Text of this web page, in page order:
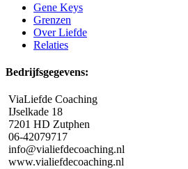
Gene Keys
Grenzen
Over Liefde
Relaties
Bedrijfsgegevens:
ViaLiefde Coaching
IJselkade 18
7201 HD Zutphen
06-42079717
info@vialiefdecoaching.nl
www.vialiefdecoaching.nl